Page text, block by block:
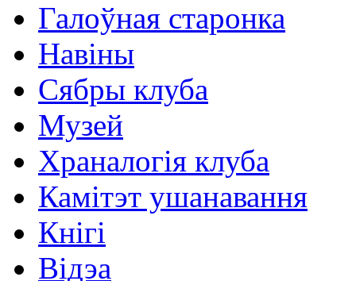
Галоўная старонка
Навіны
Сябры клуба
Музей
Храналогія клуба
Камітэт ушанавання
Кнігі
Відэа